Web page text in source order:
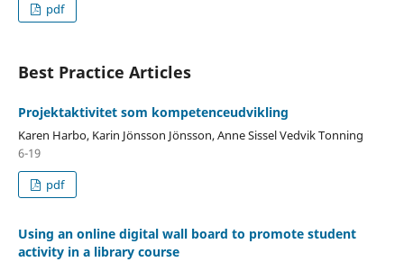
pdf
Best Practice Articles
Projektaktivitet som kompetenceudvikling
Karen Harbo, Karin Jönsson Jönsson, Anne Sissel Vedvik Tonning
6-19
pdf
Using an online digital wall board to promote student
activity in a library course